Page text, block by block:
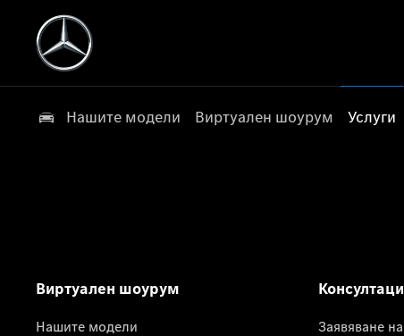
Нашите модели Виртуален шоурум Услуги
Виртуален шоурум
Нашите модели
Заявяване